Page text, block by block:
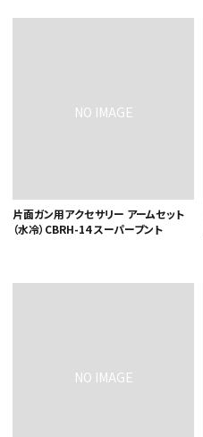
片面ガン用アクセサリー アームセット
（水冷）CBRH-14 スーパープント